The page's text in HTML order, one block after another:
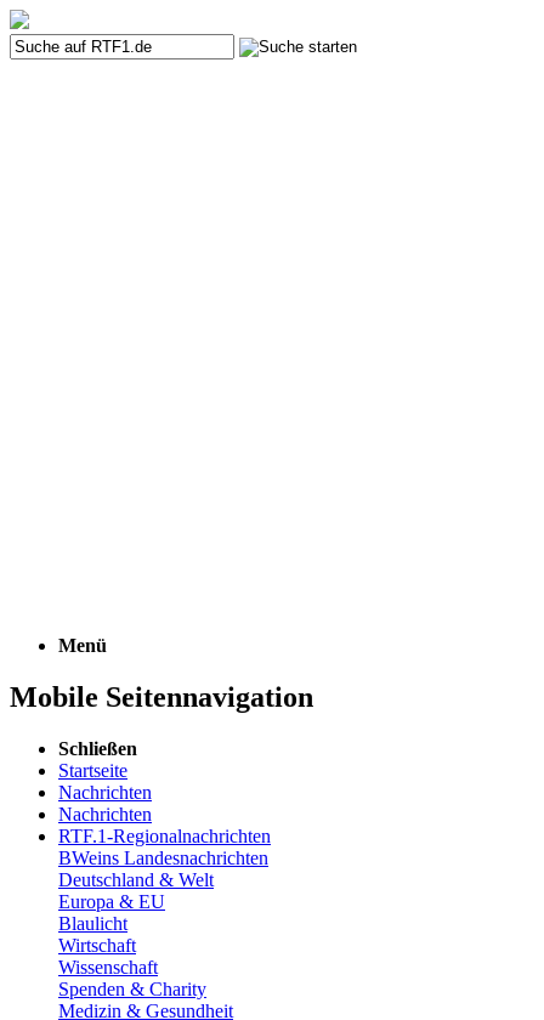
Menü
Mobile Seitennavigation
Schließen
Startseite
Nachrichten
Nachrichten
RTF.1-Regionalnachrichten
BWeins Landesnachrichten
Deutschland & Welt
Europa & EU
Blaulicht
Wirtschaft
Wissenschaft
Spenden & Charity
Medizin & Gesundheit